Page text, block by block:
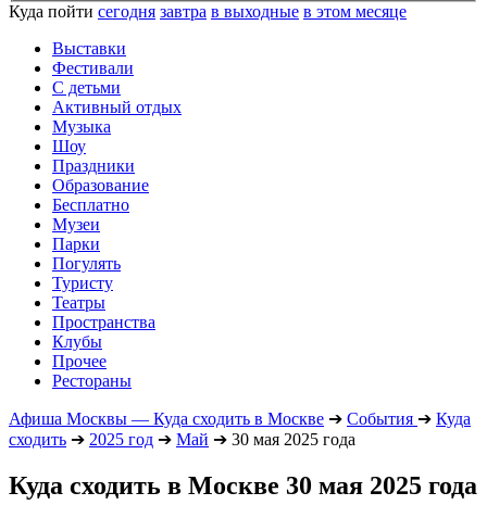
Куда пойти сегодня завтра в выходные в этом месяце
Выставки
Фестивали
С детьми
Активный отдых
Музыка
Шоу
Праздники
Образование
Бесплатно
Музеи
Парки
Погулять
Туристу
Театры
Пространства
Клубы
Прочее
Рестораны
Афиша Москвы — Куда сходить в Москве ➔ События ➔ Куда
сходить ➔ 2025 год ➔ Май ➔ 30 мая 2025 года
Куда сходить в Москве 30 мая 2025 года